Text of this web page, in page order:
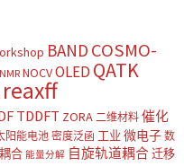
BAND COSMO-
NMR NOCVOLED QATK
reaxff
TDDFT ZORA 二维材料 催化
阳能电池 密度泛函 工业 微电子 数
合 能量分解 自旋轨道耦合迁移